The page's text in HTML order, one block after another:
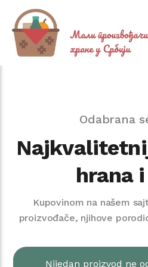
Odabrana
hrana
Kupovinom na našem
proizvođače, njihove
Nijedan proizvod ne